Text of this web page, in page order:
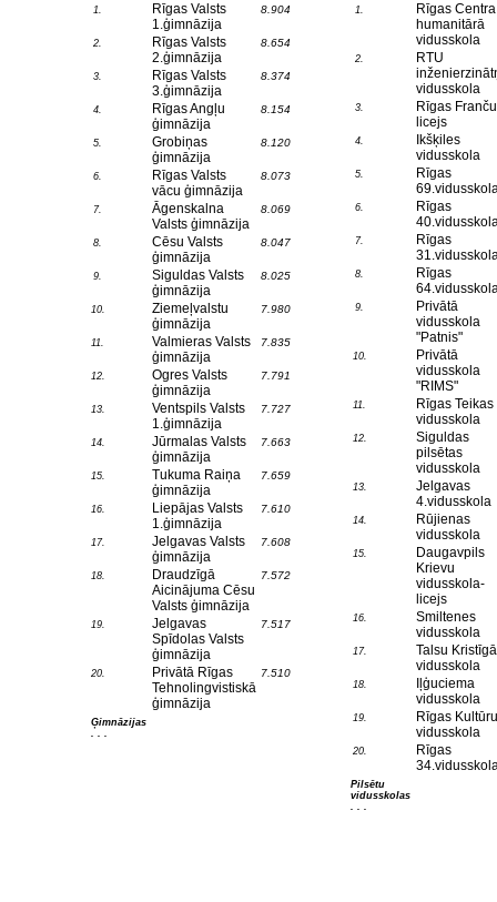
1.
Rīgas Valsts
1.ģimnāzija
8.904
2.
Rīgas Valsts
2.ģimnāzija
8.654
3.
Rīgas Valsts
3.ģimnāzija
8.374
4.
Rīgas Angļu
ģimnāzija
8.154
5.
Grobiņas
ģimnāzija
8.120
6.
Rīgas Valsts
vācu ģimnāzija
8.073
7.
Āgenskalna
Valsts ģimnāzija
8.069
8.
Cēsu Valsts
ģimnāzija
8.047
9.
Siguldas Valsts
ģimnāzija
8.025
10.
Ziemeļvalstu
ģimnāzija
7.980
11.
Valmieras Valsts
ģimnāzija
7.835
12.
Ogres Valsts
ģimnāzija
7.791
13.
Ventspils Valsts
1.ģimnāzija
7.727
14.
Jūrmalas Valsts
ģimnāzija
7.663
15.
Tukuma Raiņa
ģimnāzija
7.659
16.
Liepājas Valsts
1.ģimnāzija
7.610
17.
Jelgavas Valsts
ģimnāzija
7.608
18.
Draudzīgā
Aicinājuma Cēsu
Valsts ģimnāzija
7.572
19.
Jelgavas
Spīdolas Valsts
ģimnāzija
7.517
20.
Privātā Rīgas
Tehnolingvistiskā
ģimnāzija
7.510
Ģimnāzijas
. . .
1.
Rīgas Centra
humanitārā
vidusskola
2.
RTU
vidusskola
3.
Rīgas Franču
licejs
4.
Ikšķiles
vidusskola
5.
Rīgas
6.
Rīgas
7.
Rīgas
8.
Rīgas
9.
Privātā
vidusskola
"Patnis"
10.
Privātā
vidusskola
"RIMS"
11.
Rīgas Teikas
vidusskola
12.
Siguldas
pilsētas
vidusskola
13.
Jelgavas
4.vidusskola
14.
Rūjienas
vidusskola
15.
Daugavpils
Krievu
vidusskola-
licejs
16.
Smiltenes
vidusskola
17.
Talsu Kristīgā
vidusskola
18.
Iļģuciema
vidusskola
19.
Rīgas Kultūru
vidusskola
20.
Rīgas
Pilsētu
vidusskolas
. . .